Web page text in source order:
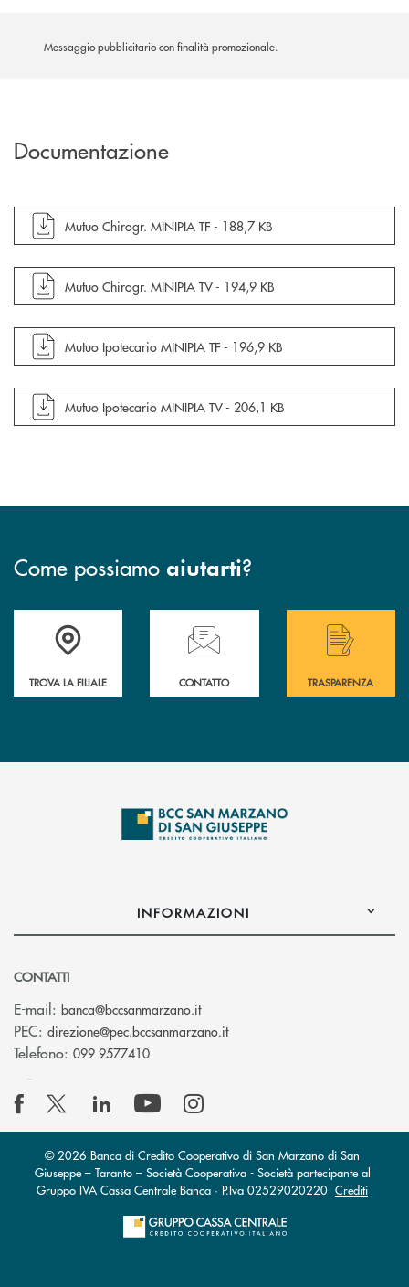
Messaggio pubblicitario con finalità promozionale.
Documentazione
apre documento in una nuova finestra
Mutuo Chirogr. MINIPIA TF - 188,7 KB
apre documento in una nuova finestra
Mutuo Chirogr. MINIPIA TV - 194,9 KB
apre documento in una nuova finestra
Mutuo Ipotecario MINIPIA TF - 196,9 KB
apre documento in una nuova finestra
Mutuo Ipotecario MINIPIA TV - 206,1 KB
Come possiamo aiutarti?
Accedi all' elenco completo delle filiali di Bcc San Marzano.
TROVA LA FILIALE
Hai bisogno di assistenza immediata?
CONTATTO
Hai bisogno di
TRASPARENZA
INFORMAZIONI
CONTATTI
E-mail: banca@bccsanmarzano.it(si apre l’app di posta
PEC: direzione@pec.bccsanmarzano.it(si apre l’app di posta
Telefono: 099 9577410
© 2026 Banca di Credito Cooperativo di San Marzano di San
Giuseppe – Taranto – Società Cooperativa - Società partecipante al
Gruppo IVA Cassa Centrale Banca · P.Iva 02529020220 Crediti